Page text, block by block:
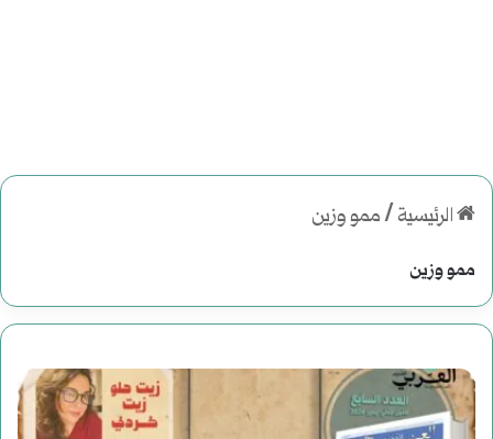
الرئيسية /ممو وزين
ممو وزين